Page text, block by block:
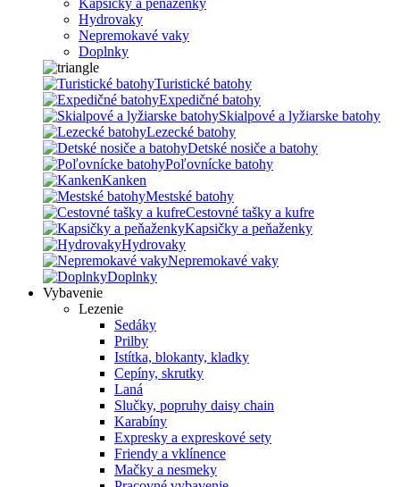
Kapsičky a peňaženky
Hydrovaky
Nepremokavé vaky
Doplnky
Turistické batohy
Expedičné batohy
Skialpové a lyžiarske batohy
Lezecké batohy
Detské nosiče a batohy
Poľovnícke batohy
Kanken
Mestské batohy
Cestovné tašky a kufre
Kapsičky a peňaženky
Hydrovaky
Nepremokavé vaky
Doplnky
Vybavenie
Lezenie
Sedáky
Prilby
Istítka, blokanty, kladky
Cepíny, skrutky
Laná
Slučky, popruhy daisy chain
Karabíny
Expresky a expreskové sety
Friendy a vklínence
Mačky a nesmeky